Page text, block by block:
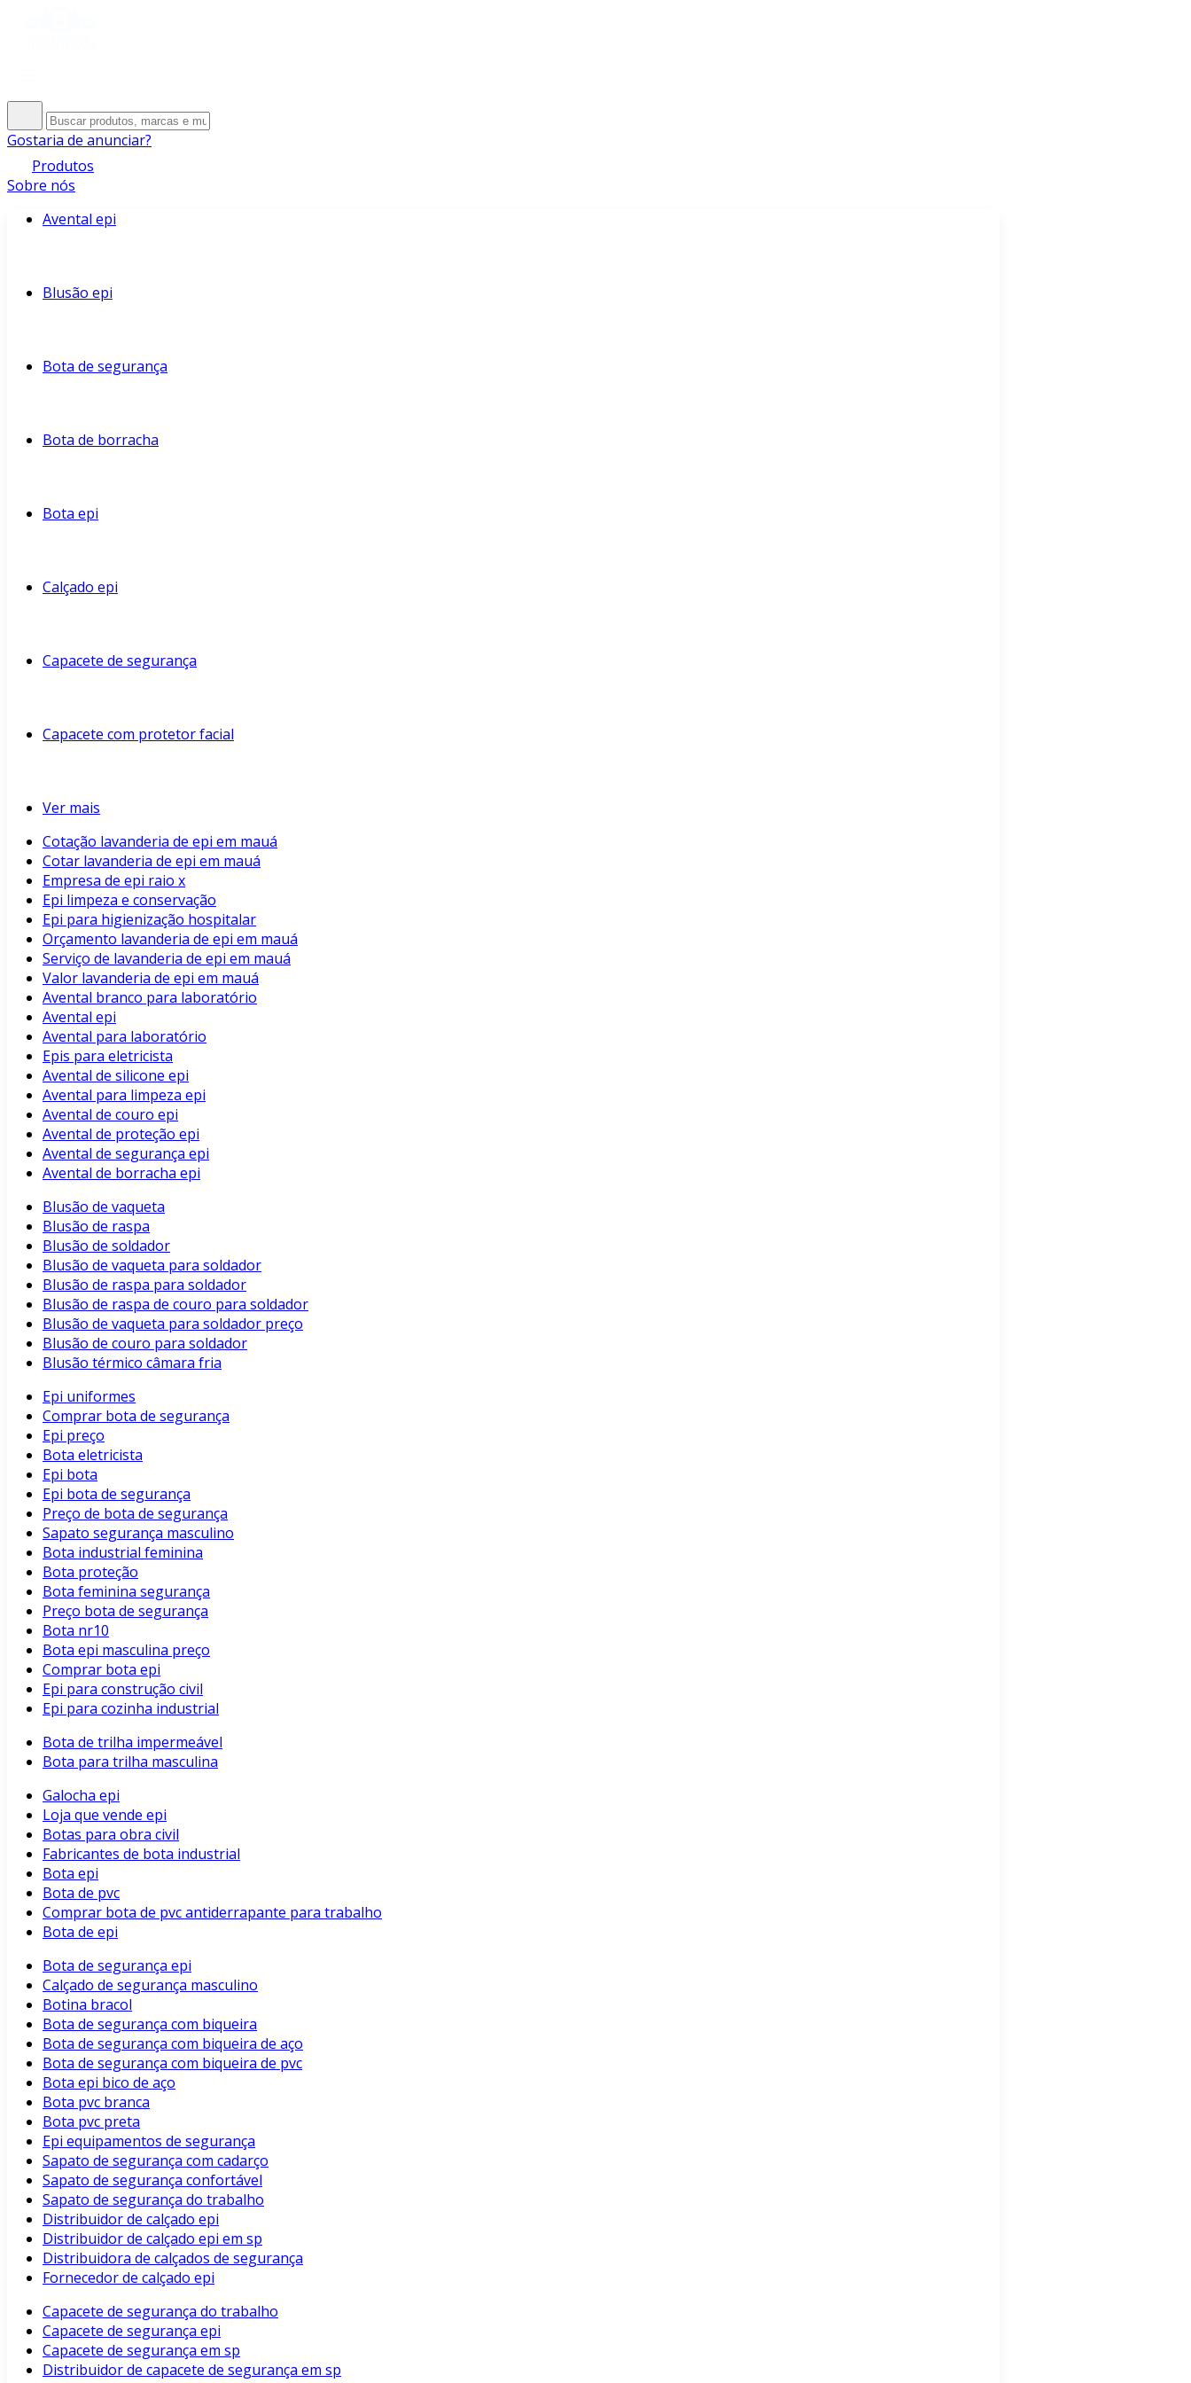
Gostaria de anunciar?
Produtos
Sobre nós
Avental epi
Blusão epi
Bota de segurança
Bota de borracha
Bota epi
Calçado epi
Capacete de segurança
Capacete com protetor facial
Ver mais
Cotação lavanderia de epi em mauá
Cotar lavanderia de epi em mauá
Empresa de epi raio x
Epi limpeza e conservação
Epi para higienização hospitalar
Orçamento lavanderia de epi em mauá
Serviço de lavanderia de epi em mauá
Valor lavanderia de epi em mauá
Avental branco para laboratório
Avental epi
Avental para laboratório
Epis para eletricista
Avental de silicone epi
Avental para limpeza epi
Avental de couro epi
Avental de proteção epi
Avental de segurança epi
Avental de borracha epi
Blusão de vaqueta
Blusão de raspa
Blusão de soldador
Blusão de vaqueta para soldador
Blusão de raspa para soldador
Blusão de raspa de couro para soldador
Blusão de vaqueta para soldador preço
Blusão de couro para soldador
Blusão térmico câmara fria
Epi uniformes
Comprar bota de segurança
Epi preço
Bota eletricista
Epi bota
Epi bota de segurança
Preço de bota de segurança
Sapato segurança masculino
Bota industrial feminina
Bota proteção
Bota feminina segurança
Preço bota de segurança
Bota nr10
Bota epi masculina preço
Comprar bota epi
Epi para construção civil
Epi para cozinha industrial
Bota de trilha impermeável
Bota para trilha masculina
Galocha epi
Loja que vende epi
Botas para obra civil
Fabricantes de bota industrial
Bota epi
Bota de pvc
Comprar bota de pvc antiderrapante para trabalho
Bota de epi
Bota de segurança epi
Calçado de segurança masculino
Botina bracol
Bota de segurança com biqueira
Bota de segurança com biqueira de aço
Bota de segurança com biqueira de pvc
Bota epi bico de aço
Bota pvc branca
Bota pvc preta
Epi equipamentos de segurança
Sapato de segurança com cadarço
Sapato de segurança confortável
Sapato de segurança do trabalho
Distribuidor de calçado epi
Distribuidor de calçado epi em sp
Distribuidora de calçados de segurança
Fornecedor de calçado epi
Capacete de segurança do trabalho
Capacete de segurança epi
Capacete de segurança em sp
Distribuidor de capacete de segurança em sp